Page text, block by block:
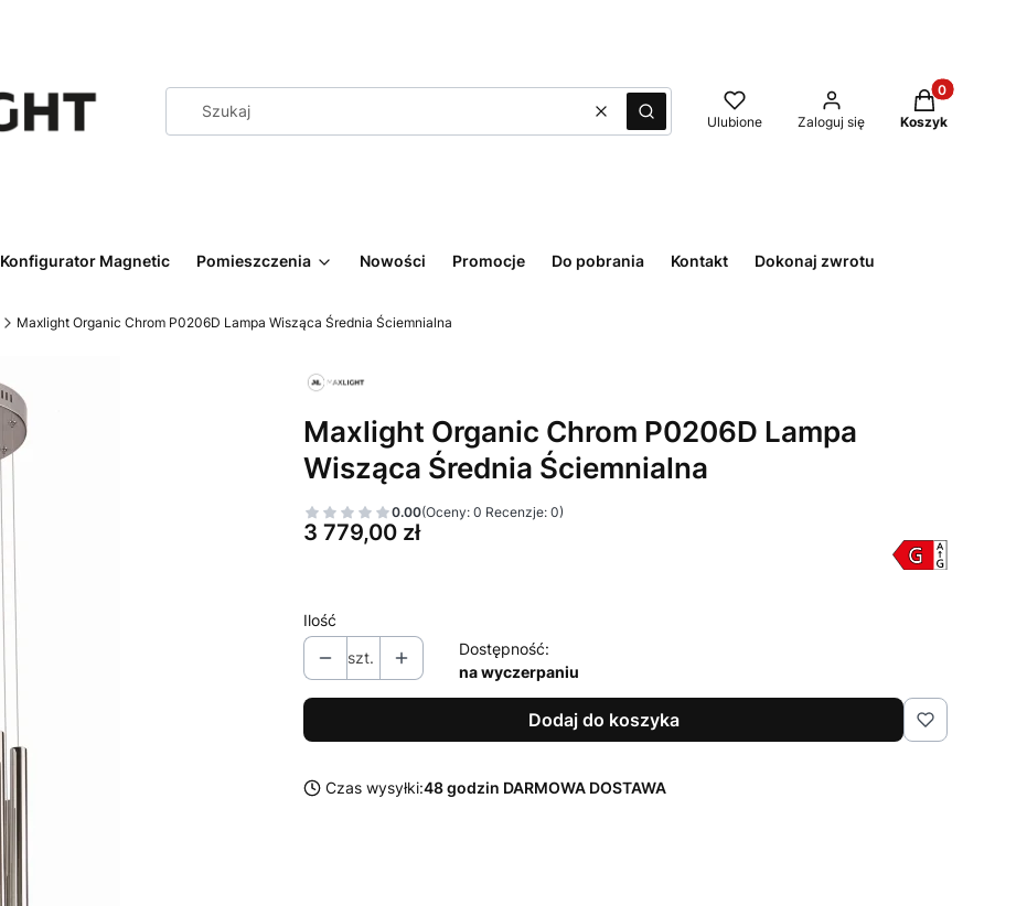
WyczyśćSzukaj Ulubione Zaloguj się
Produkty w
Koszyk
Konfigurator Magnetic Pomieszczenia Nowości Promocje Do pobrania Kontakt Dokonaj zwrotu
Maxlight Organic Chrom P0206D Lampa Wisząca Średnia Ściemnialna
Maxlight Organic Chrom P0206D Lampa
Wisząca Średnia Ściemnialna
0.00(Oceny: 0 Recenzje: 0)
Cena
3 779,00 zł
Ilość
szt.
Dostępność:
na wyczerpaniu
Dodaj do koszyka
Czas wysyłki:48 godzin DARMOWA DOSTAWA